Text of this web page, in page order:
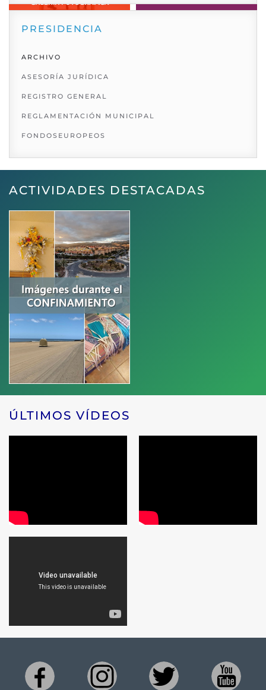
PRESIDENCIA
ARCHIVO
ASESORÍA JURÍDICA
REGISTRO GENERAL
REGLAMENTACIÓN MUNICIPAL
FONDOSEUROPEOS
ACTIVIDADES DESTACADAS
ÚLTIMOS VÍDEOS